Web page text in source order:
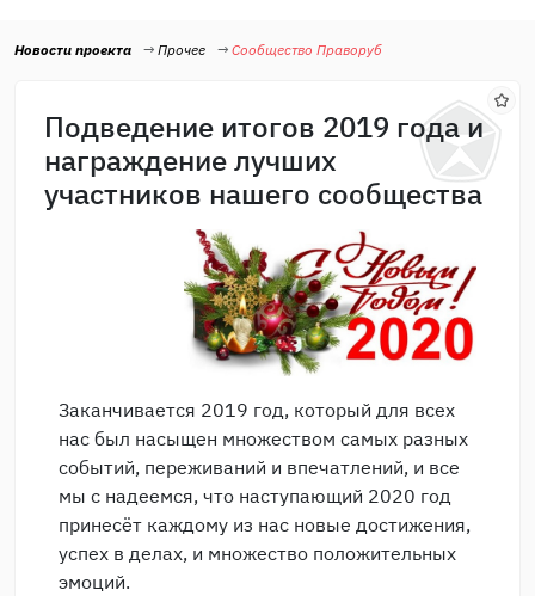
Новости проекта Прочее Сообщество Праворуб
Подведение итогов 2019 года и
награждение лучших
участников нашего сообщества
Заканчивается 2019 год, который для всех
нас был насыщен множеством самых разных
событий, переживаний и впечатлений, и все
мы с надеемся, что наступающий 2020 год
принесёт каждому из нас новые достижения,
успех в делах, и множество положительных
эмоций.